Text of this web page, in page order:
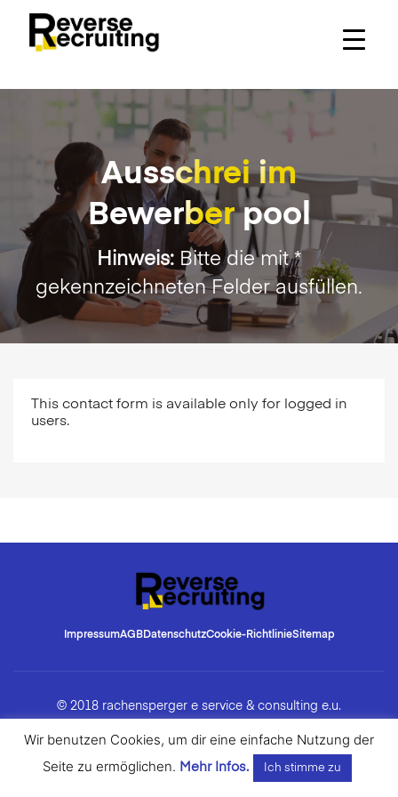
content
Ausschrei im
Bewerberpool
Hinweis:Bitte die mit *
gekennzeichneten Felder ausfüllen.
This contact form is available only for logged in
users.
ImpressumAGBDatenschutzCookie-RichtlinieSitemap
© 2018 rachensperger e service & consulting e.u.
Wir benutzen Cookies, um dir eine einfache Nutzung der
Seite zu ermöglichen. Mehr Infos. Ich stimme zu